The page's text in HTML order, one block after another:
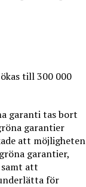
till 300 000
garanti tas bort
garantier
att möjligheten
garantier,
att
för